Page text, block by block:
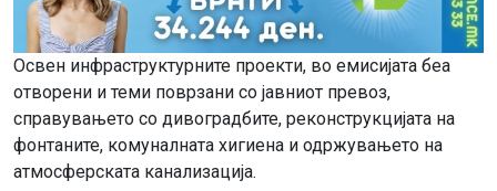
Освен инфраструктурните проекти, во емисијата беа
отворени и теми поврзани со јавниот превоз,
справувањето со дивоградбите, реконструкцијата на
фонтаните, комуналната хигиена и одржувањето на
атмосферската канализација.